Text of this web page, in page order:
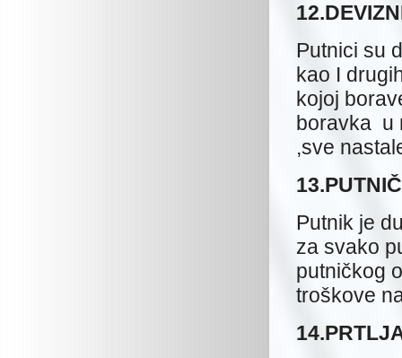
Putnici su
kao I
kojoj
boravka u
,sve
Putnik je
za svako
putničkog
troškove